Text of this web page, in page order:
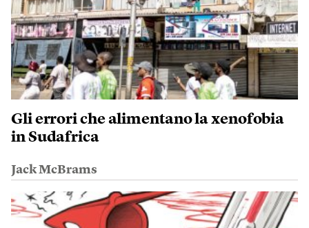
Gli errori che alimentano la xenofobia
in Sudafrica
Jack McBrams